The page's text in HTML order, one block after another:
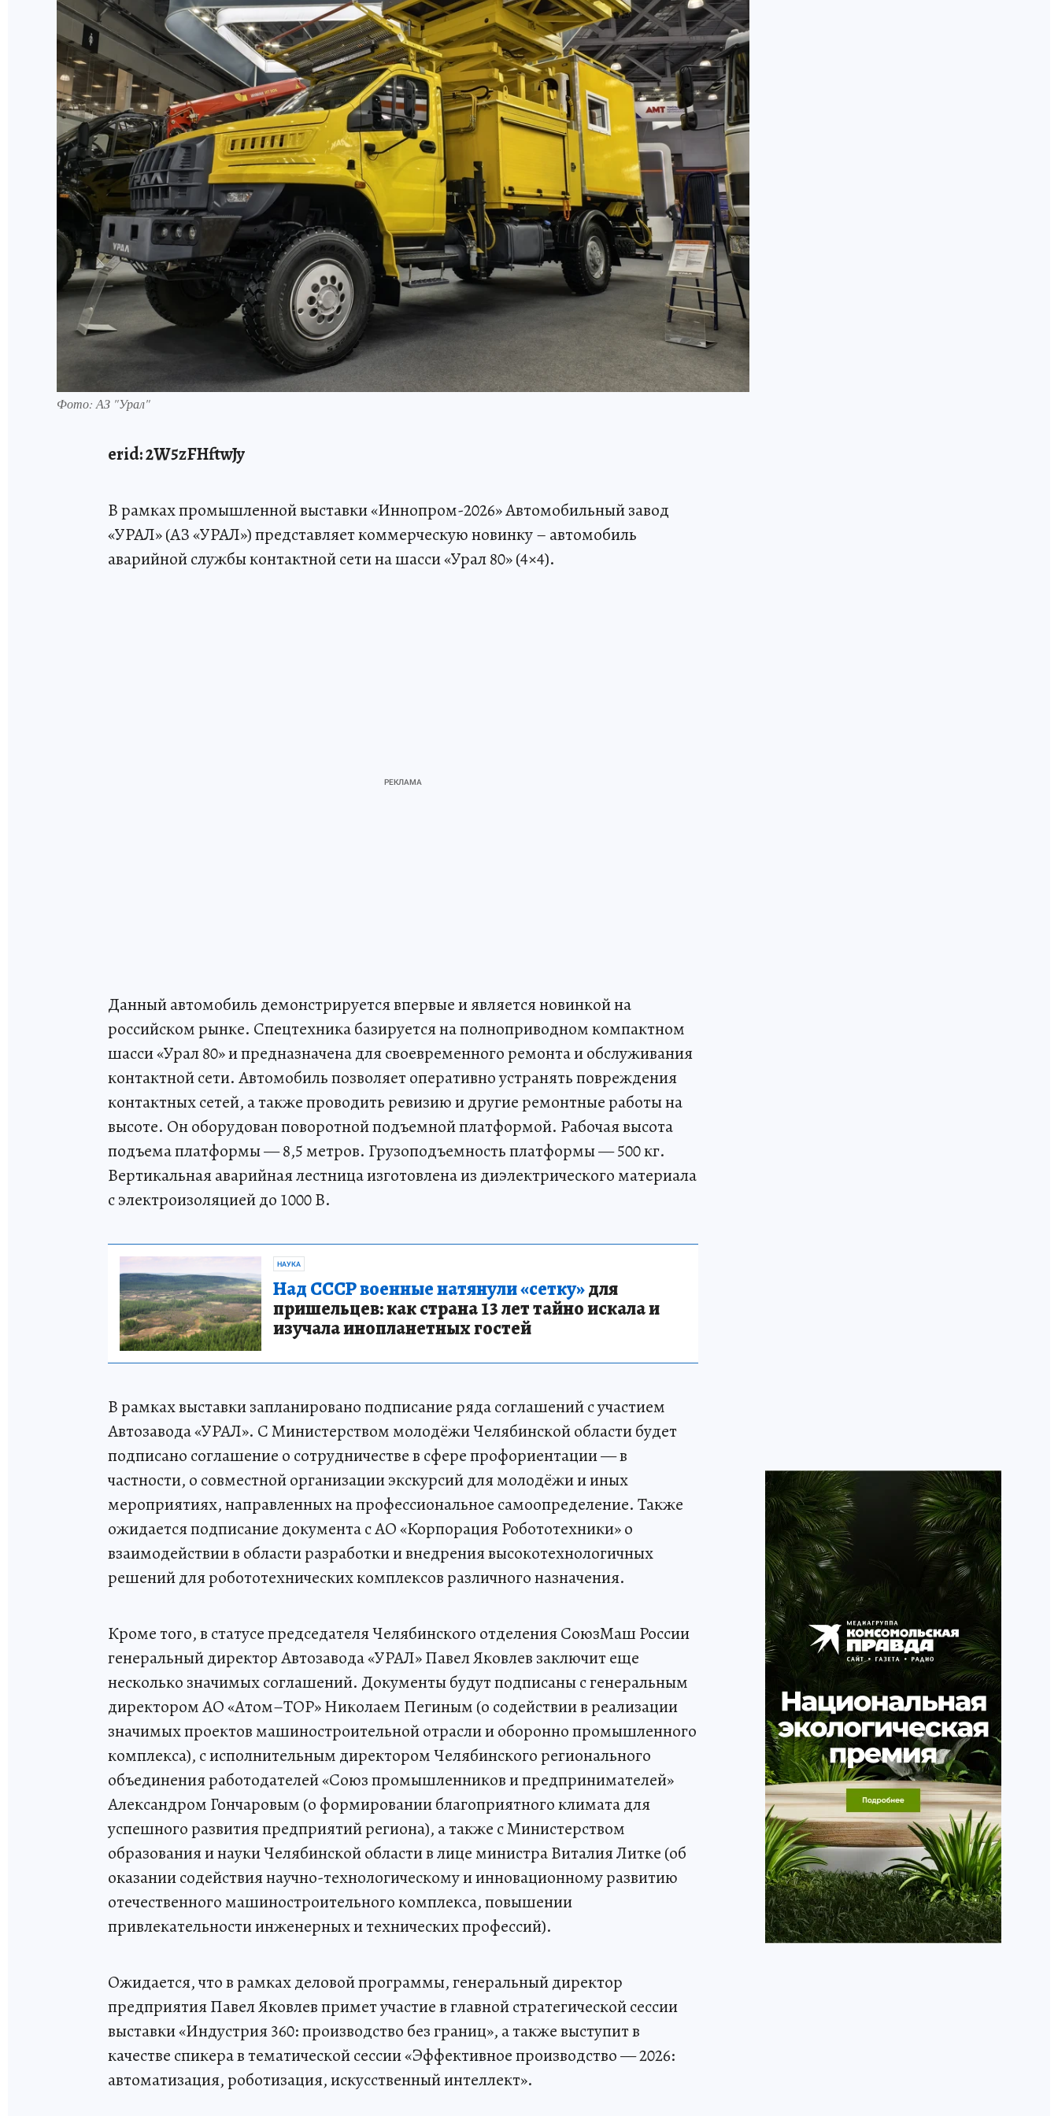
Фото: АЗ "Урал"
erid: 2W5zFHftwJy
В рамках промышленной выставки «Иннопром-2026» Автомобильный завод
«УРАЛ» (АЗ «УРАЛ») представляет коммерческую новинку – автомобиль
аварийной службы контактной сети на шасси «Урал 80» (4×4).
Данный автомобиль демонстрируется впервые и является новинкой на
российском рынке. Спецтехника базируется на полноприводном компактном
шасси «Урал 80» и предназначена для своевременного ремонта и обслуживания
контактной сети. Автомобиль позволяет оперативно устранять повреждения
контактных сетей, а также проводить ревизию и другие ремонтные работы на
высоте. Он оборудован поворотной подъемной платформой. Рабочая высота
подъема платформы — 8,5 метров. Грузоподъемность платформы — 500 кг.
Вертикальная аварийная лестница изготовлена из диэлектрического материала
с электроизоляцией до 1000 В.
НАУКА
Над СССР военные натянули «сетку»для
пришельцев: как страна 13 лет тайно искала и
изучала инопланетных гостей
В рамках выставки запланировано подписание ряда соглашений с участием
Автозавода «УРАЛ». С Министерством молодёжи Челябинской области будет
подписано соглашение о сотрудничестве в сфере профориентации — в
частности, о совместной организации экскурсий для молодёжи и иных
мероприятиях, направленных на профессиональное самоопределение. Также
ожидается подписание документа с АО «Корпорация Робототехники» о
взаимодействии в области разработки и внедрения высокотехнологичных
решений для робототехнических комплексов различного назначения.
Кроме того, в статусе председателя Челябинского отделения СоюзМаш России
генеральный директор Автозавода «УРАЛ» Павел Яковлев заключит еще
несколько значимых соглашений. Документы будут подписаны с генеральным
директором АО «Атом–ТОР» Николаем Пегиным (о содействии в реализации
значимых проектов машиностроительной отрасли и оборонно промышленного
комплекса), с исполнительным директором Челябинского регионального
объединения работодателей «Союз промышленников и предпринимателей»
Александром Гончаровым (о формировании благоприятного климата для
успешного развития предприятий региона), а также с Министерством
образования и науки Челябинской области в лице министра Виталия Литке (об
оказании содействия научно-технологическому и инновационному развитию
отечественного машиностроительного комплекса, повышении
привлекательности инженерных и технических профессий).
Ожидается, что в рамках деловой программы, генеральный директор
предприятия Павел Яковлев примет участие в главной стратегической сессии
выставки «Индустрия 360: производство без границ», а также выступит в
качестве спикера в тематической сессии «Эффективное производство — 2026:
автоматизация, роботизация, искусственный интеллект».